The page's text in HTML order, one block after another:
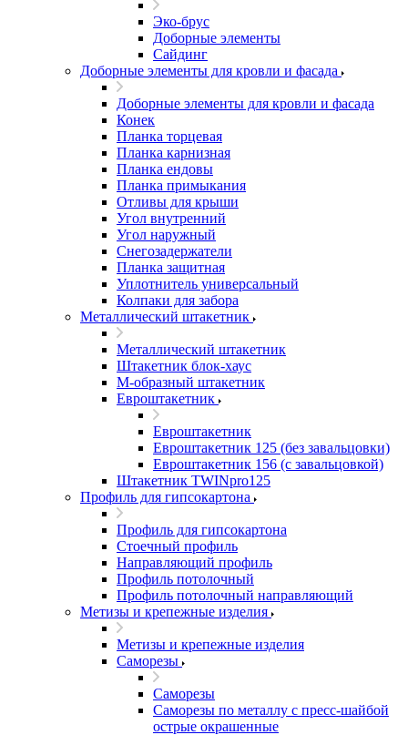
Эко-брус
Доборные элементы
Сайдинг
Доборные элементы для кровли и фасада
Доборные элементы для кровли и фасада
Конек
Планка торцевая
Планка карнизная
Планка ендовы
Планка примыкания
Отливы для крыши
Угол внутренний
Угол наружный
Снегозадержатели
Планка защитная
Уплотнитель универсальный
Колпаки для забора
Металлический штакетник
Металлический штакетник
Штакетник блок-хаус
М-образный штакетник
Евроштакетник
Евроштакетник
Евроштакетник 125 (без завальцовки)
Евроштакетник 156 (с завальцовкой)
Штакетник TWINpro125
Профиль для гипсокартона
Профиль для гипсокартона
Стоечный профиль
Направляющий профиль
Профиль потолочный
Профиль потолочный направляющий
Метизы и крепежные изделия
Метизы и крепежные изделия
Саморезы
Саморезы
Саморезы по металлу с пресс-шайбой
острые окрашенные